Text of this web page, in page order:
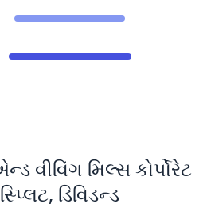
વીવિંગ મિલ્સ કોર્પોરેટ
ડિવિડન્ડ